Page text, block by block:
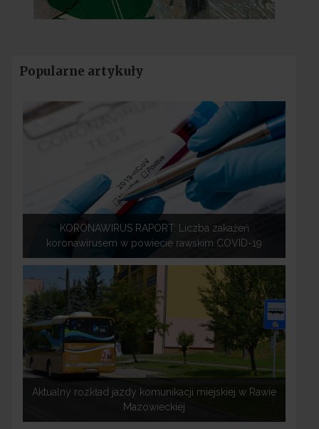
Popularne artykuły
KORONAWIRUS RAPORT: Liczba zakażeń
koronawirusem w powiecie rawskim COVID-19
Aktualny rozkład jazdy komunikacji miejskiej w Rawie
Mazowieckiej